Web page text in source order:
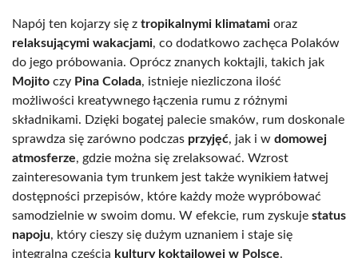
Napój ten kojarzy się z tropikalnymi klimatami oraz
relaksującymi wakacjami, co dodatkowo zachęca Polaków
do jego próbowania. Oprócz znanych koktajli, takich jak
Mojito czy Pina Colada, istnieje niezliczona ilość
możliwości kreatywnego łączenia rumu z różnymi
składnikami. Dzięki bogatej palecie smaków, rum doskonale
sprawdza się zarówno podczas przyjęć, jak i w domowej
atmosferze, gdzie można się zrelaksować. Wzrost
zainteresowania tym trunkem jest także wynikiem łatwej
dostępności przepisów, które każdy może wypróbować
samodzielnie w swoim domu. W efekcie, rum zyskuje status
napoju, który cieszy się dużym uznaniem i staje się
integralną częścią kultury koktajlowej w Polsce.